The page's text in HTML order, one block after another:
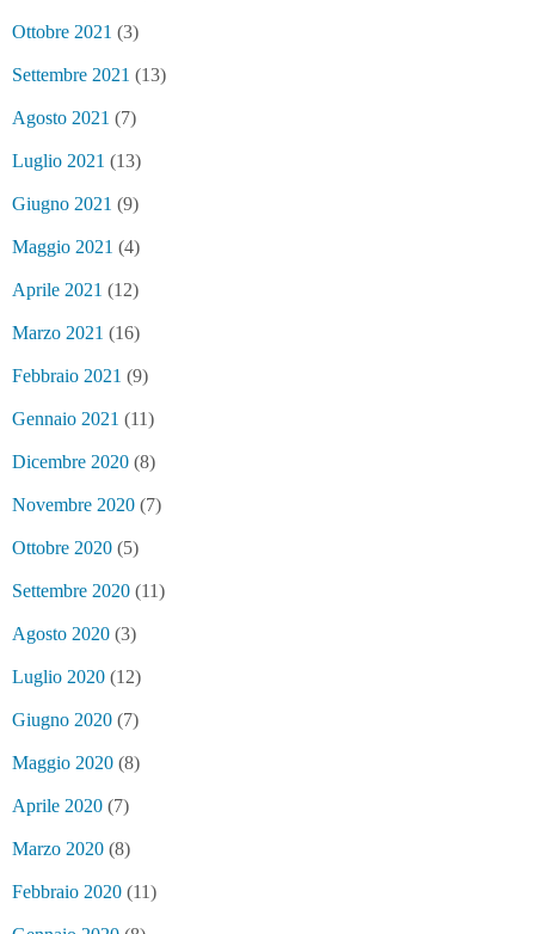
Ottobre 2021 (3)
Settembre 2021 (13)
Agosto 2021 (7)
Luglio 2021 (13)
Giugno 2021 (9)
Maggio 2021 (4)
Aprile 2021 (12)
Marzo 2021 (16)
Febbraio 2021 (9)
Gennaio 2021 (11)
Dicembre 2020 (8)
Novembre 2020 (7)
Ottobre 2020 (5)
Settembre 2020 (11)
Agosto 2020 (3)
Luglio 2020 (12)
Giugno 2020 (7)
Maggio 2020 (8)
Aprile 2020 (7)
Marzo 2020 (8)
Febbraio 2020 (11)